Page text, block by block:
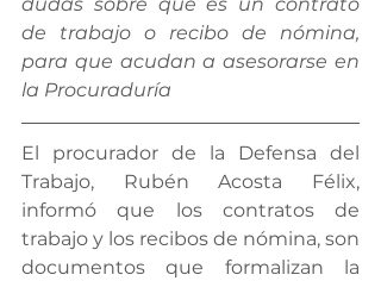
dudas sobre qué es un contrato
de trabajo o recibo de nómina,
para que acudan a asesorarse en
la Procuraduría
El procurador de la Defensa del
Trabajo, Rubén Acosta Félix,
informó que los contratos de
trabajo y los recibos de nómina, son
documentos que formalizan la